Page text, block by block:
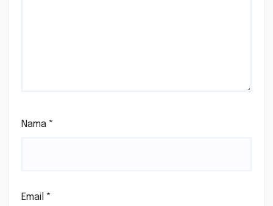
Nama *
Email *